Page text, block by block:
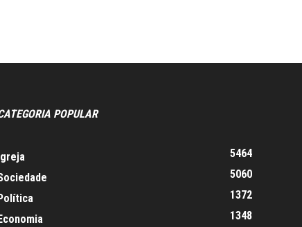
POPULAR
5464
5060
1372
1348